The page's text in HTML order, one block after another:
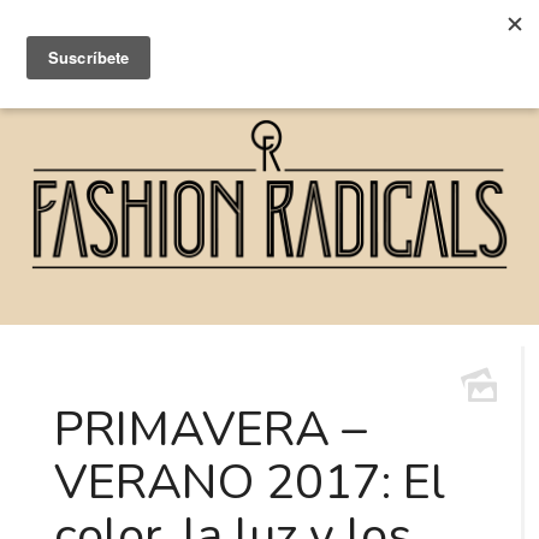
PRIMAVERA –
VERANO 2017: El